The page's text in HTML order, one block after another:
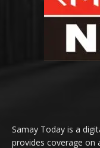
Samay Today is a
provides coverage on